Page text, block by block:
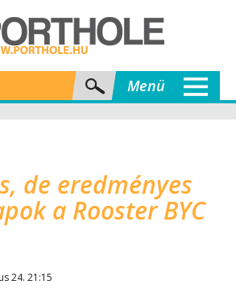
Menü
de eredményes
a Rooster BYC
24. 21:15